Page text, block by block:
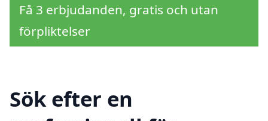
Få 3 erbjudanden, gratis och utan
förpliktelser
Sök efter en